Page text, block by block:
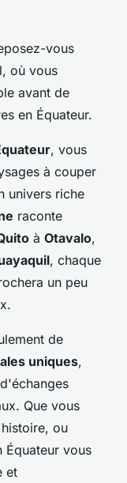
vous
où vous
avant de
en Équateur.
, vous
à couper
univers riche
raconte
à Otavalo,
, chaque
un peu
de
uniques,
Que vous
ou
Équateur vous
et